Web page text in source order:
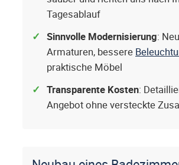
Tagesablauf
Sinnvolle Modernisierung:
Armaturen, bessere
praktische Möbel
Transparente Kosten:
Angebot ohne versteckte